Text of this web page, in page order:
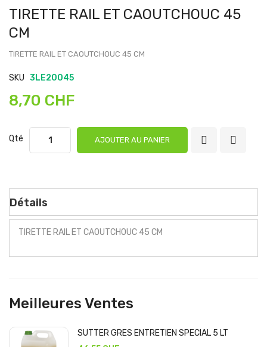
TIRETTE RAIL ET CAOUTCHOUC 45
CM
TIRETTE RAIL ET CAOUTCHOUC 45 CM
SKU 3LE20045
8,70 CHF
Qté AJOUTER AU PANIER
Détails
TIRETTE RAIL ET CAOUTCHOUC 45 CM
Meilleures Ventes
SUTTER GRES ENTRETIEN SPECIAL 5 LT